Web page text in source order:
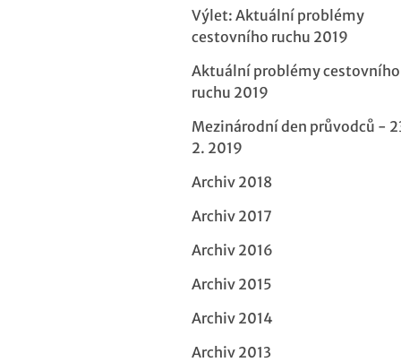
Výlet: Aktuální problémy
cestovního ruchu 2019
Aktuální problémy cestovního
ruchu 2019
Mezinárodní den průvodců -
2. 2019
Archiv 2018
Archiv 2017
Archiv 2016
Archiv 2015
Archiv 2014
Archiv 2013